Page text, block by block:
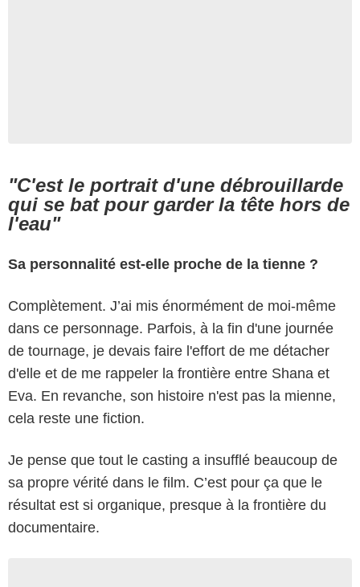
"C'est le portrait d'une débrouillarde
qui se bat pour garder la tête hors de
l'eau"
Sa personnalité est-elle proche de la tienne ?
Complètement. J’ai mis énormément de moi-même
dans ce personnage. Parfois, à la fin d'une journée
de tournage, je devais faire l'effort de me détacher
d'elle et de me rappeler la frontière entre Shana et
Eva. En revanche, son histoire n'est pas la mienne,
cela reste une fiction.
Je pense que tout le casting a insufflé beaucoup de
sa propre vérité dans le film. C’est pour ça que le
résultat est si organique, presque à la frontière du
documentaire.